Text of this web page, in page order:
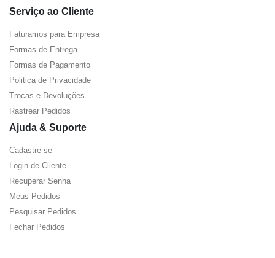
Serviço ao Cliente
Faturamos para Empresa
Formas de Entrega
Formas de Pagamento
Politica de Privacidade
Trocas e Devoluções
Rastrear Pedidos
Ajuda & Suporte
Cadastre-se
Login de Cliente
Recuperar Senha
Meus Pedidos
Pesquisar Pedidos
Fechar Pedidos